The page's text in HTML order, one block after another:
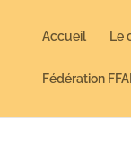
Accueil Le
Fédération